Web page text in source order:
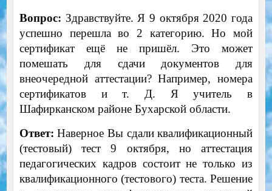
Вопрос: Здравствуйте. Я 9 октября 2020 года
успешно перешла во 2 категорию. Но мой
сертификат ещё не пришёл. Это может
помешать для сдачи документов для
внеочередной аттестации? Например, номера
сертификатов и т. Д. Я учитель в
Шафирканском районе Бухарской области.
Ответ: Наверное Вы сдали квалификационный
(тестовый) тест 9 октября, но аттестация
педагогических кадров состоит не только из
квалификационного (тестового) теста. Решение